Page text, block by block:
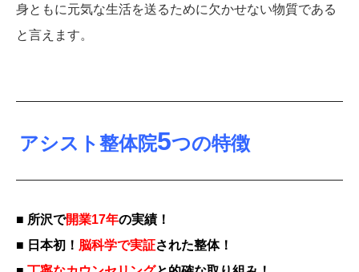
身ともに元気な生活を送るために欠かせない物質である
と言えます。
アシスト整体院5つの特徴
■ 所沢で開業17年の実績！
■ 日本初！ 脳科学で実証された整体！